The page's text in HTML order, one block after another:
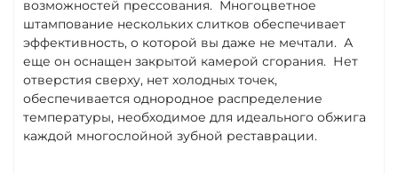
возможностей прессования. Многоцветное
штампование нескольких слитков обеспечивает
эффективность, о которой вы даже не мечтали. А
еще он оснащен закрытой камерой сгорания. Нет
отверстия сверху, нет холодных точек,
обеспечивается однородное распределение
температуры, необходимое для идеального обжига
каждой многослойной зубной реставрации.